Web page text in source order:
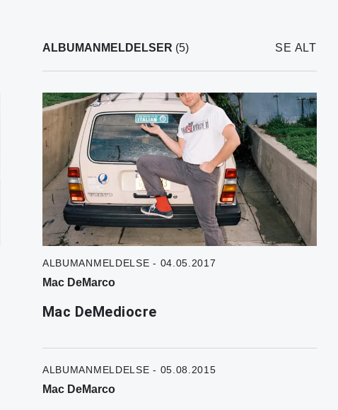
ALBUMANMELDELSER (5) SE ALT
ALBUMANMELDELSE - 04.05.2017
Mac DeMarco
Mac DeMediocre
ALBUMANMELDELSE - 05.08.2015
Mac DeMarco